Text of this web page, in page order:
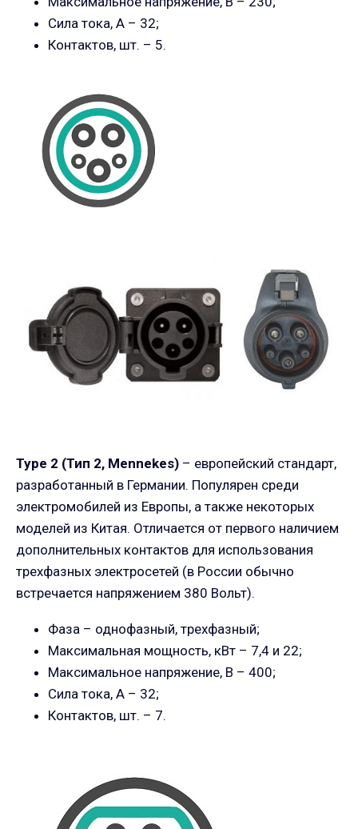
Сила тока, А – 32;
Контактов, шт. – 5.
Type 2 (Тип 2, Mennekes) – европейский стандарт,
разработанный в Германии. Популярен среди
электромобилей из Европы, а также некоторых
моделей из Китая. Отличается от первого наличием
дополнительных контактов для использования
трехфазных электросетей (в России обычно
встречается напряжением 380 Вольт).
Фаза – однофазный, трехфазный;
Максимальная мощность, кВт – 7,4 и 22;
Максимальное напряжение, В – 400;
Сила тока, А – 32;
Контактов, шт. – 7.